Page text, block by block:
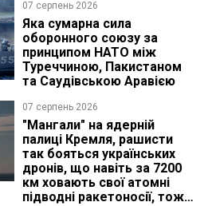
07 серпень 2026
Яка сумарна сила
оборонного союзу за
принципом НАТО між
Туреччиною, Пакистаном
та Саудівською Аравією
07 серпень 2026
"Мангали" на ядерній
палиці Кремля, рашисти
так бояться українських
дронів, що навіть за 7200
км ховають свої атомні
підводні ракетоносії, тож